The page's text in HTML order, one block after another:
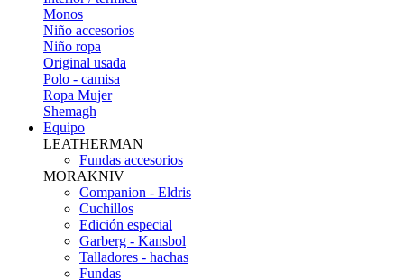
Monos
Niño accesorios
Niño ropa
Original usada
Polo - camisa
Ropa Mujer
Shemagh
Equipo
LEATHERMAN
Fundas accesorios
MORAKNIV
Companion - Eldris
Cuchillos
Edición especial
Garberg - Kansbol
Talladores - hachas
Fundas